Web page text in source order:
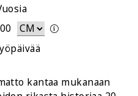
kantaa mukanaan